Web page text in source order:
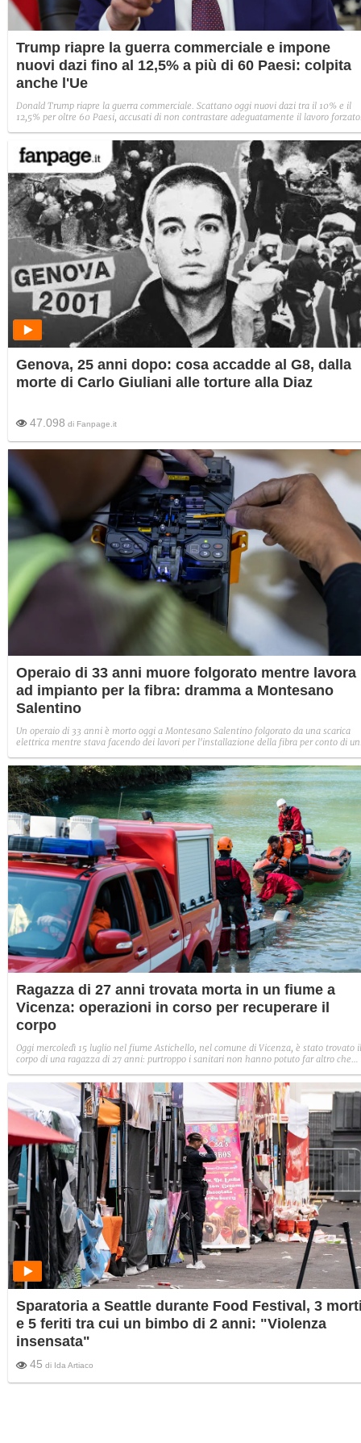
Trump riapre la guerra commerciale e impone
nuovi dazi fino al 12,5% a più di 60 Paesi: colpita
anche l'Ue
Donald Trump riapre la guerra commerciale. Scattano oggi nuovi dazi tra il 10% e il
12,5% per oltre 60 Paesi, accusati di non contrastare adeguatamente il lavoro
introdotte da Trump dopo l'annullamento disposto dalla Corte Suprema.
Genova, 25 anni dopo: cosa accadde al G8, dalla
morte di Carlo Giuliani alle torture alla Diaz
47.098 di Fanpage.it
Operaio di 33 anni muore folgorato mentre lavora
ad impianto per la fibra: dramma a Montesano
Salentino
Un operaio di 33 anni è morto oggi a Montesano Salentino folgorato da una scarica
elettrica mentre stava facendo dei lavori per l'installazione della fibra per conto di
Ragazza di 27 anni trovata morta in un fiume a
Vicenza: operazioni in corso per recuperare il
corpo
Oggi mercoledì 15 luglio nel fiume Astichello, nel comune di Vicenza, è stato trovato il
corpo di una ragazza di 27 anni: purtroppo i sanitari non hanno potuto far altro che
Sparatoria a Seattle durante Food Festival, 3
e 5 feriti tra cui un bimbo di 2 anni: "Violenza
insensata"
45 di Ida Artiaco